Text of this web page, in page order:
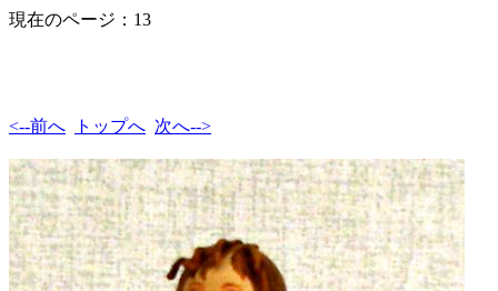
現在のページ：13
<--前へ トップへ 次へ-->